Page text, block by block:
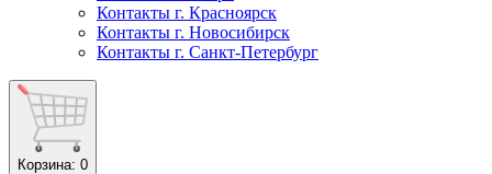
Контакты г. Красноярск
Контакты г. Новосибирск
Контакты г. Санкт-Петербург
Корзина: 0